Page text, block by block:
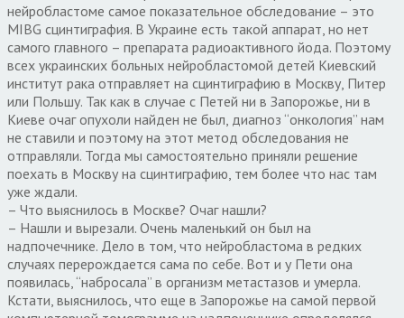
нейробластоме самое показательное обследование – это
MIBG сцинтиграфия. В Украине есть такой аппарат, но нет
самого главного – препарата радиоактивного йода. Поэтому
всех украинских больных нейробластомой детей Киевский
институт рака отправляет на сцинтиграфию в Москву, Питер
или Польшу. Так как в случае с Петей ни в Запорожье, ни в
Киеве очаг опухоли найден не был, диагноз “онкология” нам
не ставили и поэтому на этот метод обследования не
отправляли. Тогда мы самостоятельно приняли решение
поехать в Москву на сцинтиграфию, тем более что нас там
уже ждали.
– Что выяснилось в Москве? Очаг нашли?
– Нашли и вырезали. Очень маленький он был на
надпочечнике. Дело в том, что нейробластома в редких
случаях перерождается сама по себе. Вот и у Пети она
появилась, “набросала” в организм метастазов и умерла.
Кстати, выяснилось, что еще в Запорожье на самой первой